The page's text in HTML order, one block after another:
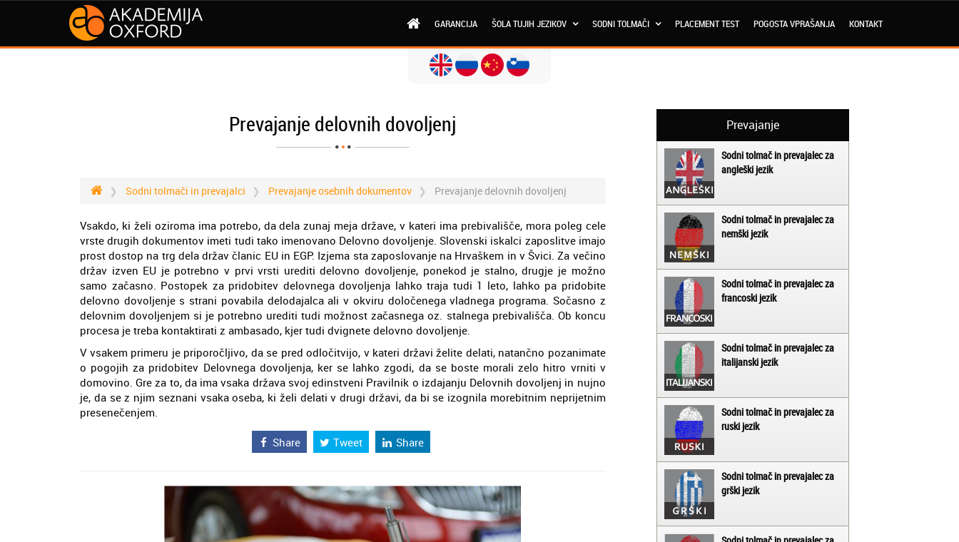
GARANCIJA ŠOLA TUJIH JEZIKOV SODNI TOLMAČI PLACEMENT TEST POGOSTA VPRAŠANJA KONTAKT
Prevajanje delovnih dovoljenj
Sodni tolmači in prevajalci Prevajanje osebnih dokumentov Prevajanje delovnih dovoljenj
Vsakdo, ki želi oziroma ima potrebo, da dela zunaj meja države, v kateri ima prebivališče, mora poleg cele
vrste drugih dokumentov imeti tudi tako imenovano Delovno dovoljenje. Slovenski iskalci zaposlitve imajo
prost dostop na trg dela držav članic EU in EGP. Izjema sta zaposlovanje na Hrvaškem in v Švici. Za večino
držav izven EU je potrebno v prvi vrsti urediti delovno dovoljenje, ponekod je stalno, drugje je možno
samo začasno. Postopek za pridobitev delovnega dovoljenja lahko traja tudi 1 leto, lahko pa pridobite
delovno dovoljenje s strani povabila delodajalca ali v okviru določenega vladnega programa. Sočasno z
delovnim dovoljenjem si je potrebno urediti tudi možnost začasnega oz. stalnega prebivališča. Ob koncu
procesa je treba kontaktirati z ambasado, kjer tudi dvignete delovno dovoljenje.
V vsakem primeru je priporočljivo, da se pred odločitvijo, v kateri državi želite delati, natančno pozanimate
o pogojih za pridobitev Delovnega dovoljenja, ker se lahko zgodi, da se boste morali zelo hitro vrniti v
domovino. Gre za to, da ima vsaka država svoj edinstveni Pravilnik o izdajanju Delovnih dovoljenj in nujno
je, da se z njim seznani vsaka oseba, ki želi delati v drugi državi, da bi se izognila morebitnim neprijetnim
presenečenjem.
Share Tweet Share
Prevajanje
Sodni tolmač in prevajalec za
angleški jezik
Sodni tolmač in prevajalec za
nemški jezik
Sodni tolmač in prevajalec za
francoski jezik
Sodni tolmač in prevajalec za
italijanski jezik
Sodni tolmač in prevajalec za
ruski jezik
Sodni tolmač in prevajalec za
grški jezik